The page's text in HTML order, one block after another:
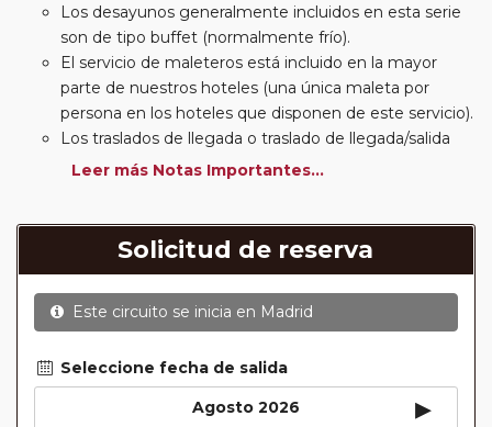
Los desayunos generalmente incluidos en esta serie
son de tipo buffet (normalmente frío).
El servicio de maleteros está incluido en la mayor
parte de nuestros hoteles (una única maleta por
persona en los hoteles que disponen de este servicio).
Los traslados de llegada o traslado de llegada/salida
estarán incluidos según itinerario.
suplemento de media pensión (incluirá un número de
almuerzos o cenas señalado en su itinerario).
En muchos itinerarios le incluimos algunas cenas. En
circuitos clásicos Europeos normalmente las entradas
mientras que en viajes regionales y otros viajes
incluimos muchas de las entradas. En todos los
circuitos incluimos visitas con guías locales en las
Leer más Notas Importantes...
Solicitud de reserva
Este circuito se inicia en Madrid
Seleccione fecha de salida
Agosto 2026
▸